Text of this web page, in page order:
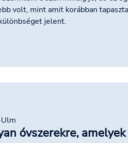
volt, mint amit korábban
jelent.
óvszerekre,